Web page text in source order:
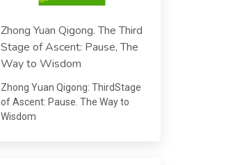
Zhong Yuan Qigong. The Third
Stage of Ascent: Pause, The
Way to Wisdom
Zhong Yuan Qigong: ThirdStage
of Ascent: Pause. The Way to
Wisdom